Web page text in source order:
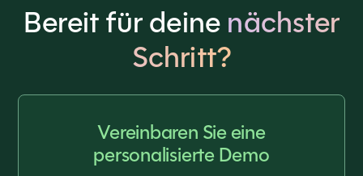
Bereit für deinenächster
Schritt?
Vereinbaren Sie eine
personalisierte Demo